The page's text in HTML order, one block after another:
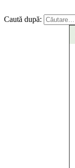
Caută după: